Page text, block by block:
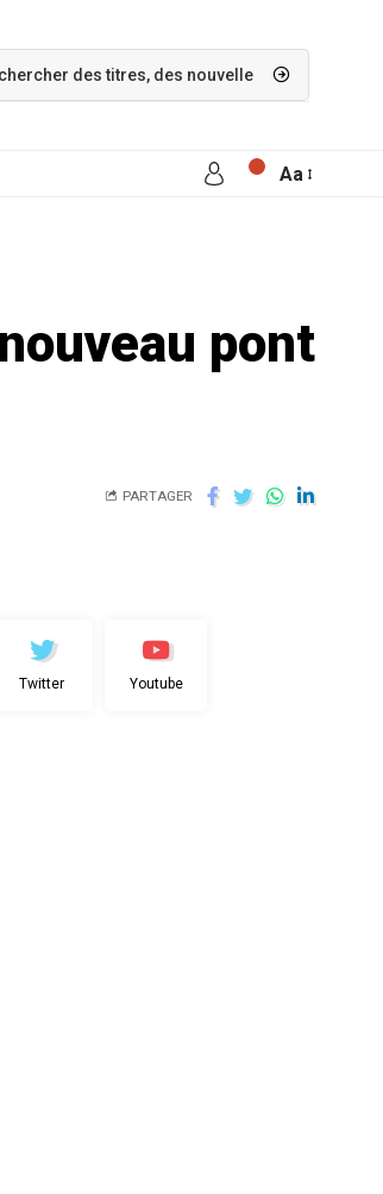
Aa
pont
PARTAGER
Twitter Youtube